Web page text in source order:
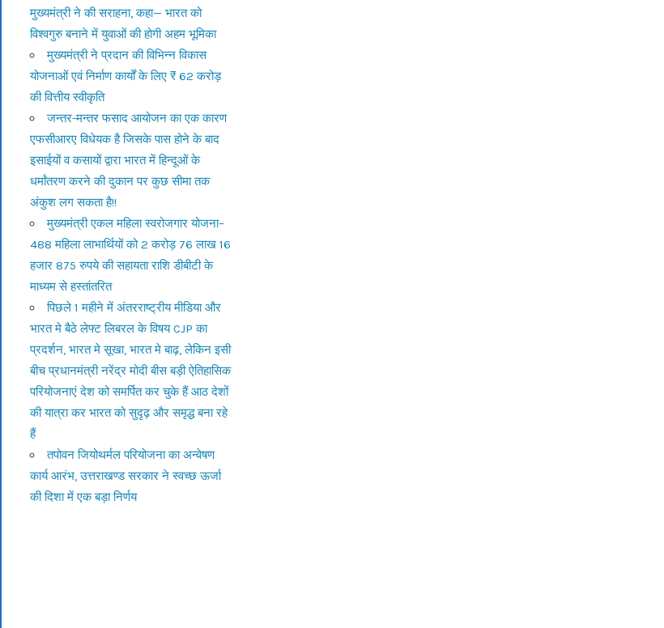
मुख्यमंत्री ने की सराहना, कहा— भारत को
विश्वगुरु बनाने में युवाओं की होगी अहम भूमिका
मुख्यमंत्री ने प्रदान की विभिन्न विकास
योजनाओं एवं निर्माण कार्यों के लिए ₹ 62 करोड़
की वित्तीय स्वीकृति
जन्तर-मन्तर फसाद आयोजन का एक कारण
एफसीआरए विधेयक है जिसके पास होने के बाद
इसाईयों व कसायों द्वारा भारत में हिन्दूओं के
धर्मांतरण करने की दुकान पर कुछ सीमा तक
अंकुश लग सकता है!!
मुख्यमंत्री एकल महिला स्वरोजगार योजना–
488 महिला लाभार्थियों को 2 करोड़ 76 लाख 16
हजार 875 रुपये की सहायता राशि डीबीटी के
माध्यम से हस्तांतरित
पिछले 1 महीने में अंतरराष्ट्रीय मीडिया और
भारत मे बैठे लेफ्ट लिबरल के विषय CJP का
प्रदर्शन, भारत मे सूखा, भारत मे बाढ़, लेकिन इसी
बीच प्रधानमंत्री नरेंद्र मोदी बीस बड़ी ऐतिहासिक
परियोजनाएं देश को समर्पित कर चुके हैं आठ देशों
की यात्रा कर भारत को सुदृढ़ और समृद्ध बना रहे
हैं
तपोवन जियोथर्मल परियोजना का अन्वेषण
कार्य आरंभ, उत्तराखण्ड सरकार ने स्वच्छ ऊर्जा
की दिशा में एक बड़ा निर्णय